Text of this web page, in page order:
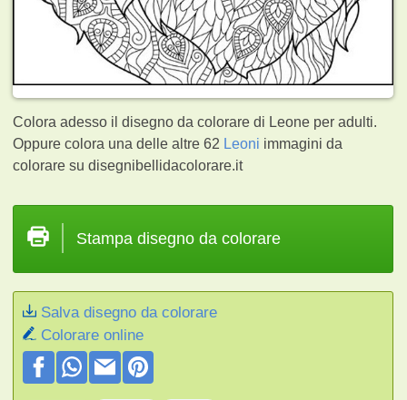
Colora adesso il disegno da colorare di Leone per adulti.
Oppure colora una delle altre 62 Leoni immagini da
colorare su disegnibellidacolorare.it
Stampa disegno da colorare
Salva disegno da colorare
Colorare online